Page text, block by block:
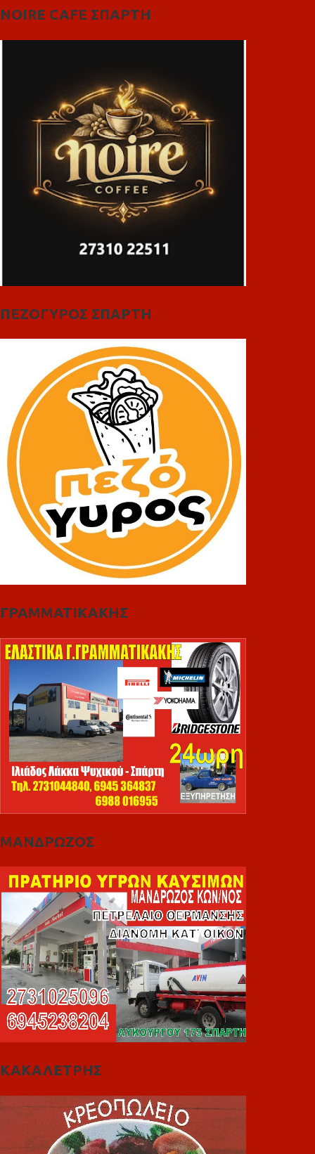
NOIRE CAFE ΣΠΑΡΤΗ
ΠΕΖΟΓΥΡΟΣ ΣΠΑΡΤΗ
ΓΡΑΜΜΑΤΙΚΑΚΗΣ
ΜΑΝΔΡΩΖΟΣ
ΚΑΚΑΛΕΤΡΗΣ